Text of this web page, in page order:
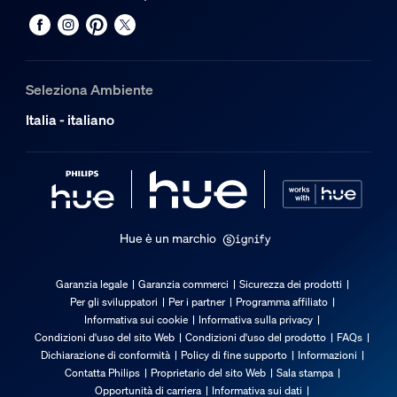
Sintetico
Durata
50.000
Durata nominale
25.000
Informazioni ambientali
5%<H<95% (non condensante)
Temperatura operativa
Da -20 °C a 45 °C
Funzionalità aggiuntiva/accessorio
Seleziona Ambiente
Italia - italiano
Hue è un marchio
Garanzia legale Garanzia commerci
Sicurezza dei prodotti
Per gli sviluppatori
Per i partner
Programma affiliato
Informativa sui cookie
Informativa sulla privacy
Condizioni d'uso del sito Web
Condizioni d'uso del prodotto
FAQs
Dichiarazione di conformità
Policy di fine supporto
Informazioni
Contatta Philips
Proprietario del sito Web
Sala stampa
Opportunità di carriera
Informativa sui dati